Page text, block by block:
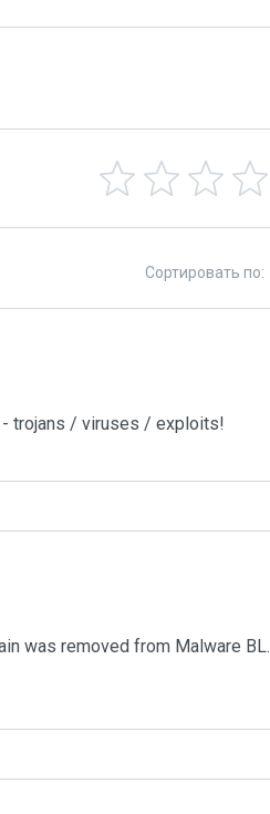
Сортировать по:
trojans / viruses / exploits!
was removed from Malware BL.